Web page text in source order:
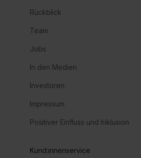
Rückblick
Team
Jobs
In den Medien
Investoren
Impressum
Positiver Einfluss und Inklusion
Kund:innenservice